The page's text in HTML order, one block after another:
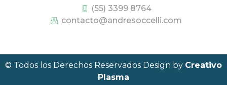
(55) 3399 8764
contacto@andresoccelli.com
© Todos los Derechos Reservados Design by Creativo
Plasma